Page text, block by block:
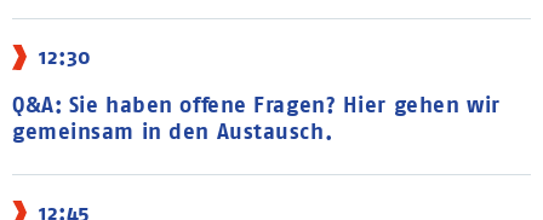
12:30
Q&A: Sie haben offene Fragen? Hier gehen wir
gemeinsam in den Austausch.
12:45